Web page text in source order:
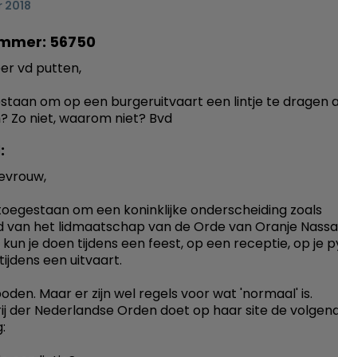
56750
vd putten,
om op een burgeruitvaart een lintje te dragen
Zo niet, waarom niet? Bvd
om een koninklijke onderscheiding zoals
van het lidmaatschap van de Orde van Oranje
je doen tijdens een feest, op een receptie, op je
een uitvaart.
Maar er zijn wel regels voor wat 'normaal' is.
der Nederlandse Orden doet op haar site de